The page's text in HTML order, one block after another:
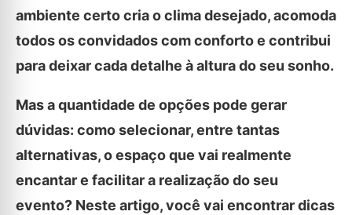
ambiente certo cria o clima desejado, acomoda
todos os convidados com conforto e contribui
para deixar cada detalhe à altura do seu sonho.
Mas a quantidade de opções pode gerar
dúvidas: como selecionar, entre tantas
alternativas, o espaço que vai realmente
encantar e facilitar a realização do seu
evento? Neste artigo, você vai encontrar dicas